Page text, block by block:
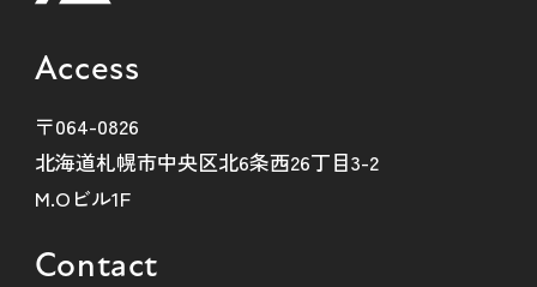
Access
〒064-0826
北海道札幌市中央区北6条西26丁目3-2
M.Oビル1F
Contact